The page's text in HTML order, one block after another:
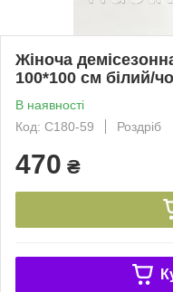
Жіноча
100*100 см білий/
В наявності
Код: С180-59
Роздріб
470 ₴